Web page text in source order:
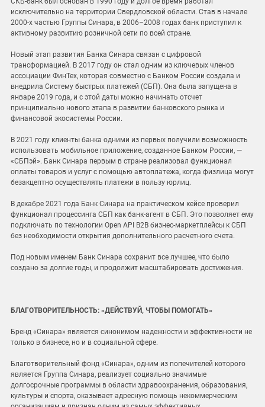
исключительно на территории Свердловской области. Став в начале
2000-х частью Группы Синара, в 2006–2008 годах банк приступил к
активному развитию розничной сети по всей стране.
Новый этап развития Банка Синара связан с цифровой
трансформацией. В 2017 году он стал одним из ключевых членов
ассоциации ФинТех, которая совместно с Банком России создала и
внедрила Систему быстрых платежей (СБП). Она была запущена в
январе 2019 года, и с этой даты можно начинать отсчет
принципиально нового этапа в развитии банковского рынка и
финансовой экосистемы России.
В 2021 году клиенты банка одними из первых получили возможность
использовать мобильное приложение, созданное Банком России, —
«СБПэй». Банк Синара первым в стране реализовал функционал
оплаты товаров и услуг с помощью автоплатежа, когда физлица могут
безакцептно осуществлять платежи в пользу юрлиц.
В декабре 2021 года Банк Синара на практическом кейсе проверил
функционал процессинга СБП как банк-агент в СБП. Это позволяет ему
подключать по технологии Open API B2B бизнес-маркетплейсы к СБП
без необходимости открытия дополнительного расчетного счета.
Под новым именем Банк Синара сохранит все лучшее, что было
создано за долгие годы, и продолжит масштабировать достижения.
БЛАГОТВОРИТЕЛЬНОСТЬ: «ДЕЙСТВУЙ, ЧТОБЫ ПОМОГАТЬ»
Бренд «Синара» является синонимом надежности и эффективности не
только в бизнесе, но и в социальной сфере.
Благотворительный фонд «Синара», одним из попечителей которого
является Группа Синара, реализует социально значимые
долгосрочные программы в области здравоохранения, образования,
культуры и спорта, оказывает адресную помощь некоммерческим